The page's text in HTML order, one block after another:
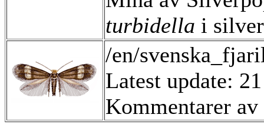
turbidella i
/en/
Latest update:
Kommentarer